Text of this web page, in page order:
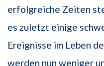
erfolgreiche Zeiten
es zuletzt einige
Ereignisse im Leben
werden nun weniger